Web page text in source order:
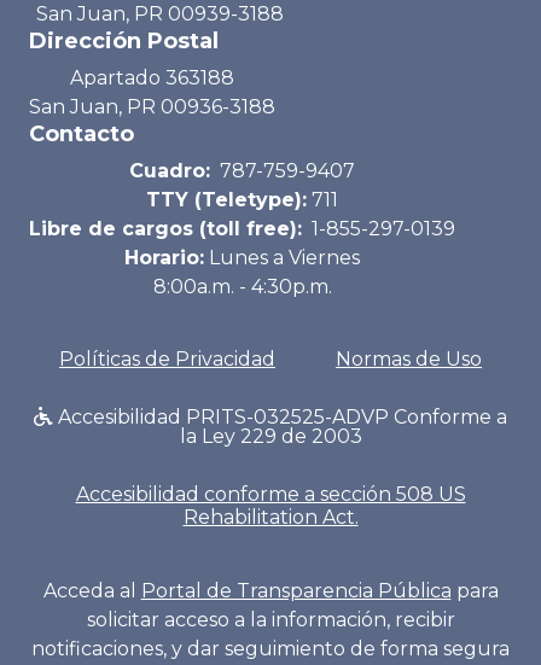
San Juan, PR 00939-3188
Dirección Postal
Apartado 363188
San Juan, PR 00936-3188
Contacto
Cuadro: 787-759-9407
TTY (Teletype): 711
Libre de cargos (toll free): 1-855-297-0139
Horario: Lunes a Viernes
8:00a.m. - 4:30p.m.
Políticas de Privacidad Normas de Uso
Accesibilidad PRITS-032525-ADVP Conforme a
la Ley 229 de 2003
Accesibilidad conforme a sección 508 US
Rehabilitation Act.
Acceda al Portal de Transparencia Pública para
solicitar acceso a la información, recibir
notificaciones, y dar seguimiento de forma segura